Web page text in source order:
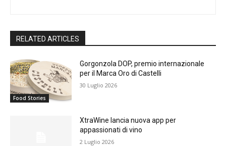
RELATED ARTICLES
Food Stories
Gorgonzola DOP, premio internazionale
per il Marca Oro di Castelli
30 Luglio 2026
XtraWine lancia nuova app per
appassionati di vino
2 Luglio 2026